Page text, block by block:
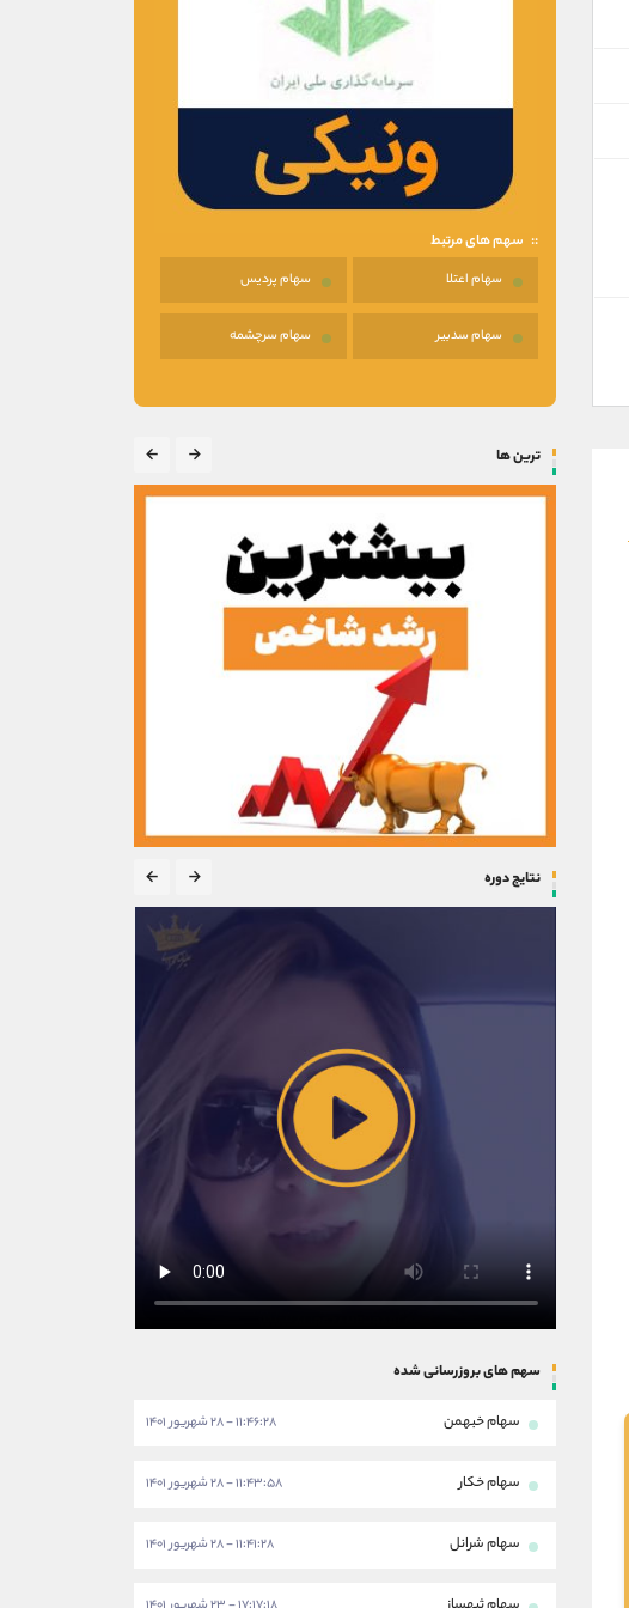
سهم های مرتبط
سهام اعتلا سهام پردیس
سهام سدبیر سهام سرچشمه
ترین ها
نتایج دوره
سهم های بروزرسانی شده
سهام خبهمن ۱۱:۴۶:۲۸ - ۲۸ شهریور ۱۴۰۱
سهام خکار ۱۱:۴۳:۵۸ - ۲۸ شهریور ۱۴۰۱
سهام شرانل ۱۱:۴۱:۲۸ - ۲۸ شهریور ۱۴۰۱